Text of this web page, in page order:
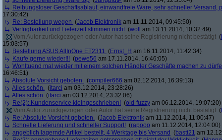
Reibungsloser Geschäftsablauf, einwandfreie Ware, sehr schneller Versand,
17:30:42)
Re: Bestellung wegen (Jacob Elektronik am 11.11.2014, 09:45:50)
Verfügbarkeit und Lieferzeit stimmen nicht (woll
am 13.11.2014, 10:32:49)
Vom Autor zurückgezogen oder Autor hat seine Registrierung nicht bestätigt (
15:03:57)
Bestellung ASUS AllInOne ET2311 (Ernst_H am 16.11.2014, 11:42:34)
Kaufe gerne wieder!!! (pewe56 am 17.11.2014, 16:46:05)
Wohltuend mal wieder mit einem solchen Händler Geschäfte machen zu
16:46:51)
Absolute Vorsicht geboten. (compiler666 am 02.12.2014, 16:39:13)
Alles schön. (itarci am 03.12.2014, 23:28:26)
Alles schön (itarci am 03.12.2014, 23:32:06)
Re(2): Kundenservice kleingeschrieben! (old-fuzzy am 06.12.2014, 19:07:20)
Vom Autor zurückgezogen oder Autor hat seine Registrierung nicht bestätigt (
Re: Absolute Vorsicht geboten. (Jacob Elektronik am 11.12.2014, 11:00:47)
Schnelle Lieferung und schneller Support! (rapooo am 11.12.2014, 12:04:00)
angeblich lagernde Artikel bestellt, 4 Werktage bis Versand (basti21 am